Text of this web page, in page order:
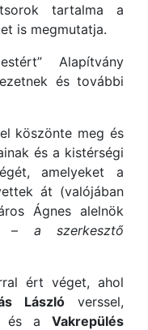
tartalma a
is megmutatja.
Alapítvány
és további
köszönte meg és
és a kistérségi
amelyeket a
át (valójában
Ágnes alelnök
– a szerkesztő
ért véget, ahol
László verssel,
és aVakrepülés